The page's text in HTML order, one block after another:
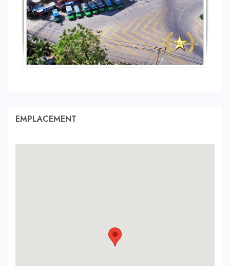
EMPLACEMENT